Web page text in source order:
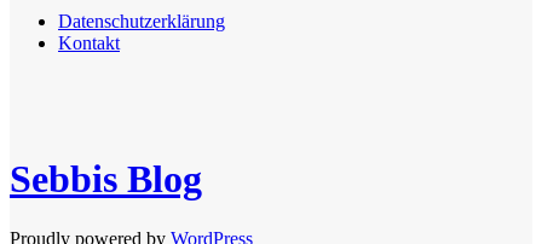
Datenschutzerklärung
Kontakt
Sebbis Blog
Proudly powered by WordPress